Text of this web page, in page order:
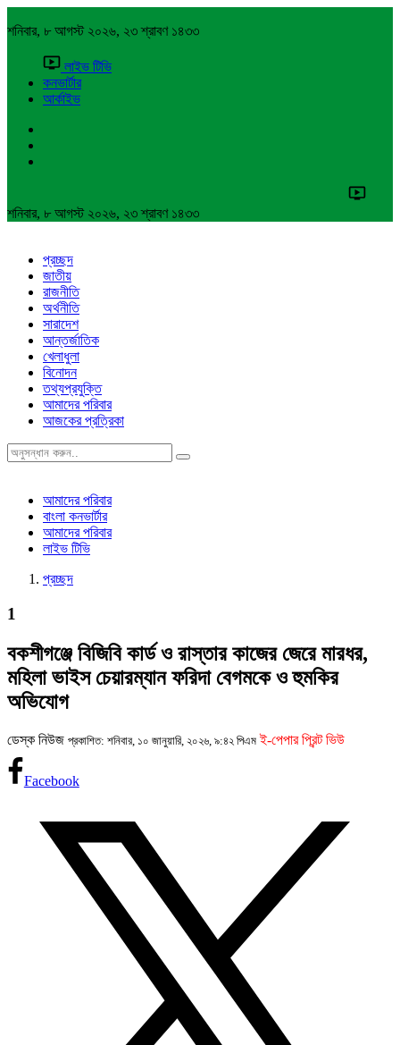
শনিবার, ৮ আগস্ট ২০২৬, ২৩ শ্রাবণ ১৪৩৩
লাইভ টিভি
কনভার্টার
আর্কাইভ
শনিবার, ৮ আগস্ট ২০২৬, ২৩ শ্রাবণ ১৪৩৩
প্রচ্ছদ
জাতীয়
রাজনীতি
অর্থনীতি
সারাদেশ
আন্তর্জাতিক
খেলাধুলা
বিনোদন
তথ্যপ্রযুক্তি
আমাদের পরিবার
আজকের প্রত্রিকা
আমাদের পরিবার
বাংলা কনভার্টার
আমাদের পরিবার
লাইভ টিভি
প্রচ্ছদ
1
বকশীগঞ্জে ‎বিজিবি কার্ড ও রাস্তার কাজের জেরে মারধর,
মহিলা ভাইস চেয়ারম্যান ফরিদা বেগমকে ও হুমকির
অভিযোগ
ডেস্ক নিউজ প্রকাশিত: শনিবার, ১০ জানুয়ারি, ২০২৬, ৯:৪২ পিএম ই-পেপার প্রিন্ট ভিউ
Facebook